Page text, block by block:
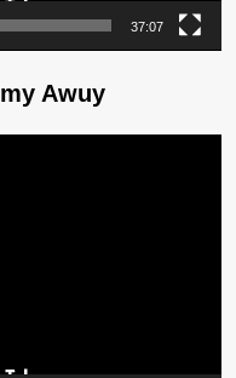
37:07
Awuy